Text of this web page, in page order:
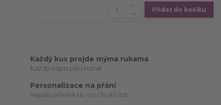
Přidat do košíku
Každý kus projde mýma rukama
Každý nápis píšu ručně.
Personalizace na přání
Napíšu přesně to, co chceš říct.